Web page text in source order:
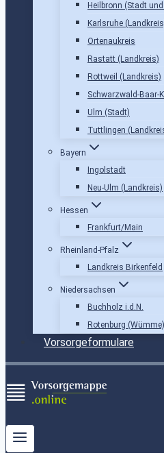
Heilbronn (Stadt
Karlsruhe
Ortenaukreis
Rastatt (Landkreis)
Rottweil (Landkreis)
Schwarzwald-Baar-
Ulm (Stadt)
Tuttlingen
Bayern
Ingolstadt
Neu-Ulm (Landkreis)
Hessen
Frankfurt/Main
Rheinland-Pfalz
Landkreis Birkenfeld
Niedersachsen
Buchholz i.d.N.
Rotenburg (Wümme)
Vorsorgeformulare